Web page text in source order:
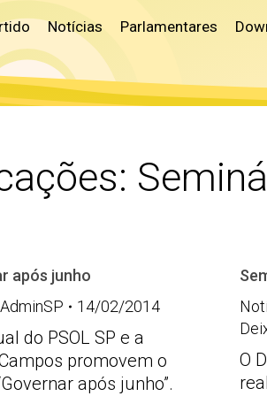
Notícias Parlamentares
após junho
14/02/2014
do PSOL SP e a
promovem o
após junho”.
O